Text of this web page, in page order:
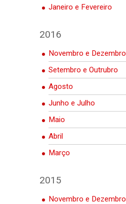
Janeiro e Fevereiro
2016
Novembro e Dezembro
Setembro e Outrubro
Agosto
Junho e Julho
Maio
Abril
Março
2015
Novembro e Dezembro